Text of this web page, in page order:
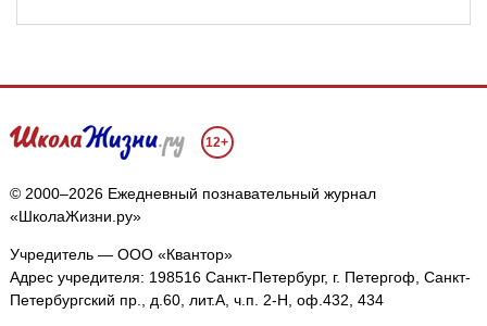
12+
© 2000–2026 Ежедневный познавательный журнал
«ШколаЖизни.ру»
Учредитель — ООО «Квантор»
Адрес учредителя: 198516 Санкт-Петербург, г. Петергоф, Санкт-
Петербургский пр., д.60, лит.А, ч.п. 2-Н, оф.432, 434